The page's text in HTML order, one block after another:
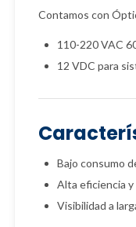
Contamos con
110-220 VAC
12 VDC para
Bajo consumo
Alta eficiencia y
Visibilidad a